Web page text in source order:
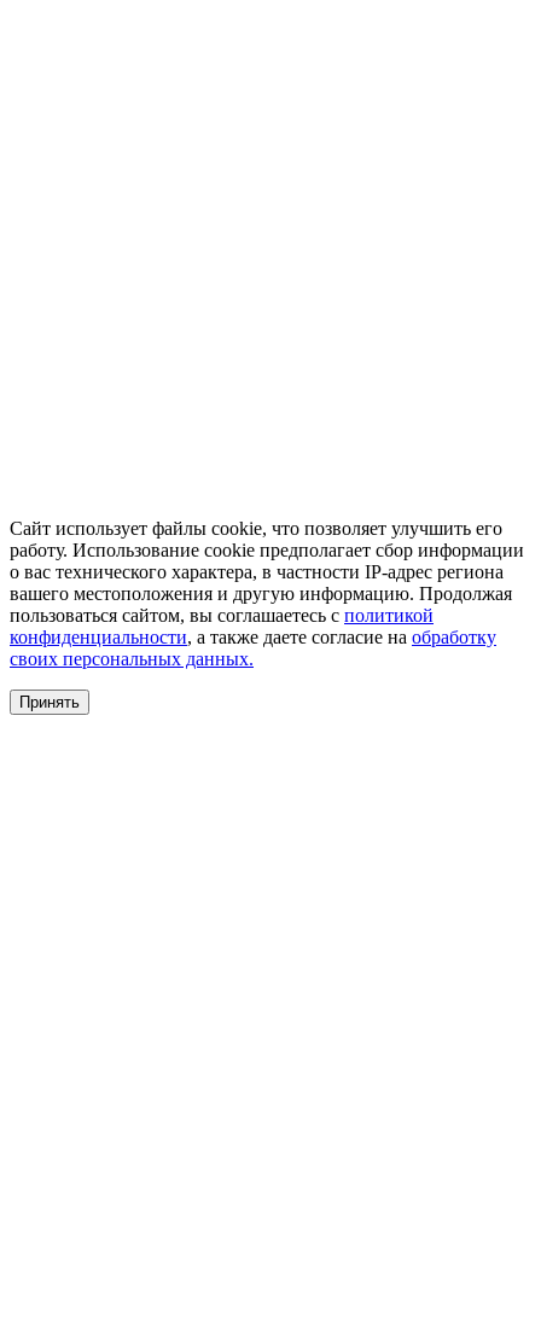
Сайт использует файлы cookie, что позволяет улучшить его
работу. Использование cookie предполагает сбор информации
о вас технического характера, в частности IP-адрес региона
вашего местоположения и другую информацию. Продолжая
пользоваться сайтом, вы соглашаетесь с политикой
конфиденциальности, а также даете согласие на обработку
своих персональных данных.
Принять